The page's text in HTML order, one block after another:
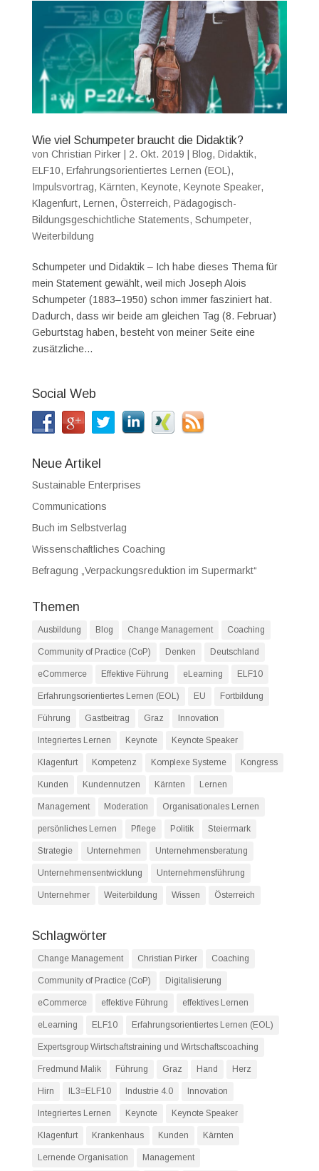
Wie viel Schumpeter braucht die Didaktik?
von Christian Pirker| 2. Okt. 2019 Blog, Didaktik,
ELF10, Erfahrungsorientiertes Lernen (EOL),
Impulsvortrag, Kärnten, Keynote, Keynote Speaker,
Klagenfurt, Lernen, Österreich, Pädagogisch-
Bildungsgeschichtliche Statements, Schumpeter,
Weiterbildung
Schumpeter und Didaktik – Ich habe dieses Thema für
mein Statement gewählt, weil mich Joseph Alois
Schumpeter (1883–1950) schon immer fasziniert hat.
Dadurch, dass wir beide am gleichen Tag (8. Februar)
Geburtstag haben, besteht von meiner Seite eine
zusätzliche...
Social Web
Neue Artikel
Sustainable Enterprises
Communications
Buch im Selbstverlag
Wissenschaftliches Coaching
Befragung „Verpackungsreduktion im Supermarkt“
Themen
Ausbildung Blog Change Management Coaching
Community of Practice (CoP) Denken Deutschland
eCommerce Effektive Führung eLearning ELF10
Erfahrungsorientiertes Lernen (EOL) EU Fortbildung
Führung Gastbeitrag Graz Innovation
Integriertes Lernen Keynote Keynote Speaker
Klagenfurt Kompetenz Komplexe Systeme Kongress
Kunden Kundennutzen Kärnten Lernen
Management Moderation Organisationales Lernen
persönliches Lernen Pflege Politik Steiermark
Strategie Unternehmen Unternehmensberatung
Unternehmensentwicklung Unternehmensführung
Unternehmer Weiterbildung Wissen Österreich
Schlagwörter
Change Management Christian Pirker Coaching
Community of Practice (CoP) Digitalisierung
eCommerce effektive Führung effektives Lernen
eLearning ELF10 Erfahrungsorientiertes Lernen (EOL)
Expertsgroup Wirtschaftstraining und Wirtschaftscoaching
Fredmund Malik Führung Graz Hand Herz
Hirn IL3=ELF10 Industrie 4.0 Innovation
Integriertes Lernen Keynote Keynote Speaker
Klagenfurt Krankenhaus Kunden Kärnten
Lernende Organisation Management